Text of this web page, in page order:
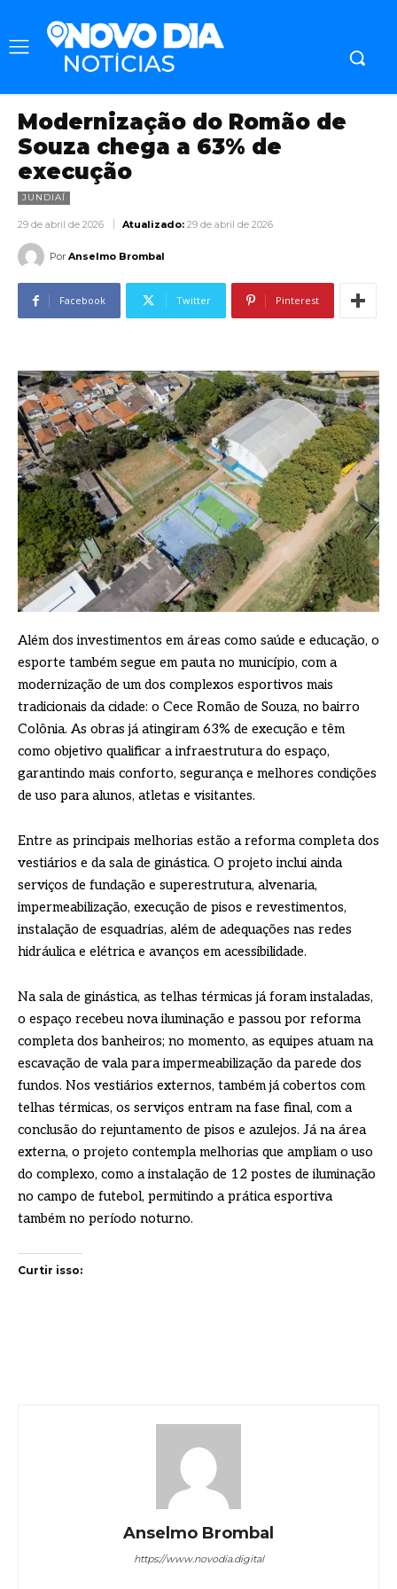
Modernização do Romão de
Souza chega a 63% de
execução
JUNDIAÍ
29 de abril de 2026 Atualizado: 29 de abril de 2026
Por Anselmo Brombal
Facebook Twitter Pinterest
Além dos investimentos em áreas como saúde e educação, o
esporte também segue em pauta no município, com a
modernização de um dos complexos esportivos mais
tradicionais da cidade: o Cece Romão de Souza, no bairro
Colônia. As obras já atingiram 63% de execução e têm
como objetivo qualificar a infraestrutura do espaço,
garantindo mais conforto, segurança e melhores condições
de uso para alunos, atletas e visitantes.
Entre as principais melhorias estão a reforma completa dos
vestiários e da sala de ginástica. O projeto inclui ainda
serviços de fundação e superestrutura, alvenaria,
impermeabilização, execução de pisos e revestimentos,
instalação de esquadrias, além de adequações nas redes
hidráulica e elétrica e avanços em acessibilidade.
Na sala de ginástica, as telhas térmicas já foram instaladas,
o espaço recebeu nova iluminação e passou por reforma
completa dos banheiros; no momento, as equipes atuam na
escavação de vala para impermeabilização da parede dos
fundos. Nos vestiários externos, também já cobertos com
telhas térmicas, os serviços entram na fase final, com a
conclusão do rejuntamento de pisos e azulejos. Já na área
externa, o projeto contempla melhorias que ampliam o uso
do complexo, como a instalação de 12 postes de iluminação
no campo de futebol, permitindo a prática esportiva
também no período noturno.
Curtir isso:
Anselmo Brombal
https://www.novodia.digital